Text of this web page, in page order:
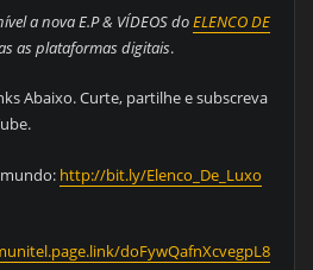
a nova E.P & VÍDEOS doELENCO DE
as plataformas digitais.
Abaixo. Curte, partilhe e subscreva
http://bit.ly/Elenco_De_Luxo
doFywQafnXcvegpL8